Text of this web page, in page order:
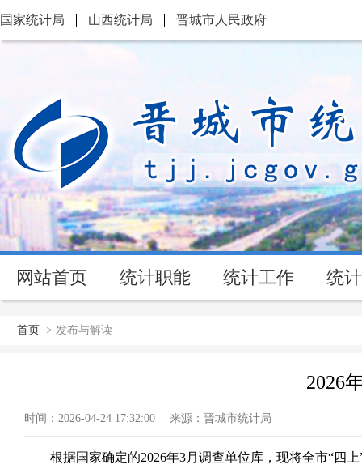
国家统计局 山西统计局 晋城市人民政府
网站首页 统计职能 统计工作 统
首页 > 发布与解读
2026
时间： 2026-04-24 17:32:00 来源： 晋城市统计局
根据国家确定的2026年3月调查单位库，现将全市“四